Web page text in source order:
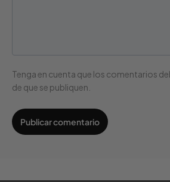
Tenga en cuenta que los comentarios
de que se publiquen.